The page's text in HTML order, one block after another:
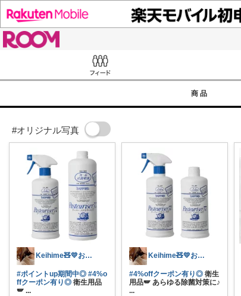
商品
#オリジナル写真
Keihime🧸💛お礼プロフにて💐
#ポイントup期間中◎ #4%o
ffクーポン有り◎ 衛生用品
🪽 ...
Keihime🧸💛お礼プロフにて💐
#4%offクーポン有り◎ 衛生
用品🪽 あらゆる除菌対策に♪
...